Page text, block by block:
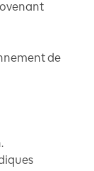
de